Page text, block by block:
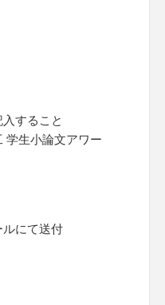
すること
学生小論文アワー
にて送付